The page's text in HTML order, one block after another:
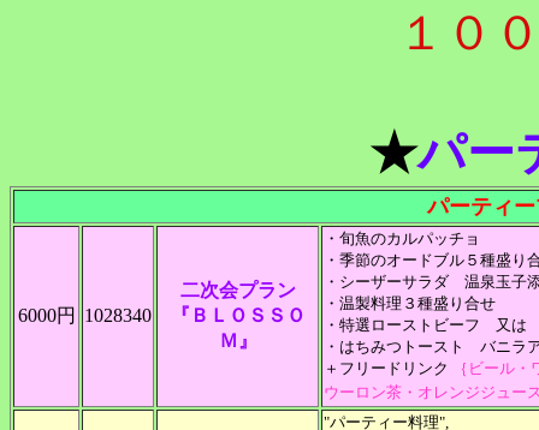
１０
★パー
パーティ
6000円 1028340
二次会プラン
『ＢＬＯＳＳＯ
Ｍ』
・旬魚のカルパッチョ
・季節のオードブル５種盛り
・シーザーサラダ 温泉玉子
・温製料理３種盛り合せ
・特選ローストビーフ 又は
・はちみつトースト バニラ
＋フリードリンク
｛ビール
ウーロン茶・オレンジジュ
"パーティー料理",